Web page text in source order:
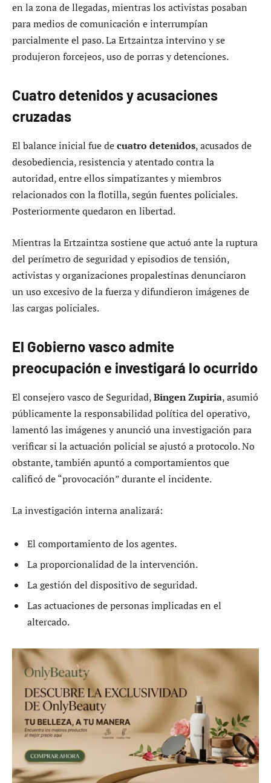
en la zona de llegadas, mientras los activistas posaban
para medios de comunicación e interrumpían
parcialmente el paso. La Ertzaintza intervino y se
produjeron forcejeos, uso de porras y detenciones.
Cuatro detenidos y acusaciones
cruzadas
El balance inicial fue decuatro detenidos, acusados de
desobediencia, resistencia y atentado contra la
autoridad, entre ellos simpatizantes y miembros
relacionados con la flotilla, según fuentes policiales.
Posteriormente quedaron en libertad.
Mientras la Ertzaintza sostiene que actuó ante la ruptura
del perímetro de seguridad y episodios de tensión,
activistas y organizaciones propalestinas denunciaron
un uso excesivo de la fuerza y difundieron imágenes de
las cargas policiales.
El Gobierno vasco admite
preocupación e investigará lo ocurrido
El consejero vasco de Seguridad,Bingen Zupiria, asumió
públicamente la responsabilidad política del operativo,
lamentó las imágenes y anunció una investigación para
verificar si la actuación policial se ajustó a protocolo. No
obstante, también apuntó a comportamientos que
calificó de “provocación” durante el incidente.
La investigación interna analizará:
El comportamiento de los agentes.
La proporcionalidad de la intervención.
La gestión del dispositivo de seguridad.
Las actuaciones de personas implicadas en el
altercado.